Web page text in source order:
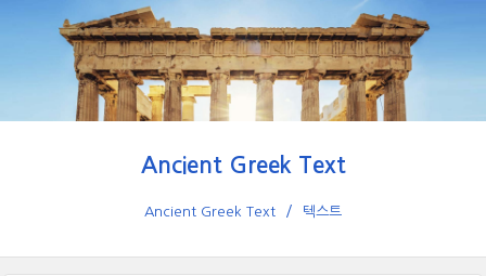
Ancient Greek Text
Ancient Greek Text 텍스트